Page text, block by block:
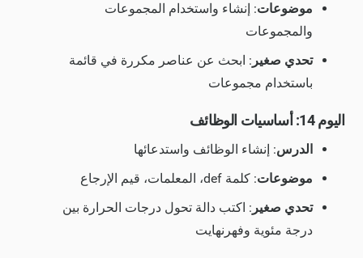
موضوعات: إنشاء واستخدام المجموعات
والمجموعات
تحدي صغير : ابحث عن عناصر مكررة في قائمة
باستخدام مجموعات
اليوم 14: أساسيات الوظائف
الدرس: إنشاء الوظائف واستدعائها
موضوعات: كلمة def، المعلمات، قيم الإرجاع
تحدي صغير : اكتب دالة تحول درجات الحرارة بين
درجة مئوية وفهرنهايت